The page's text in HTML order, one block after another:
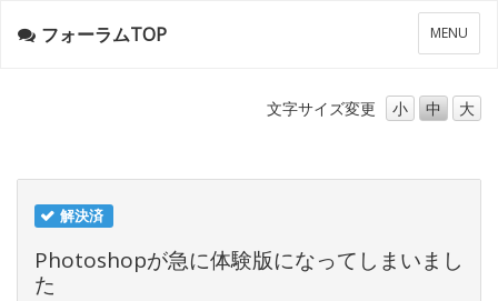
メ
ニ
ー
MENU
フォーラムTOP
文字サイズ変更 小 中 大
解決済
Photoshopが急に体験版になってしまいまし
た